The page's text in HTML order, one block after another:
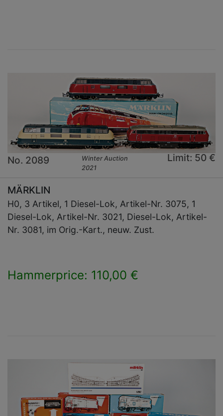
No. 2089
Winter Auction
2021
Limit: 50 €
MÄRKLIN
H0, 3 Artikel, 1 Diesel-Lok, Artikel-Nr. 3075, 1
Diesel-Lok, Artikel-Nr. 3021, Diesel-Lok, Artikel-
Nr. 3081, im Orig.-Kart., neuw. Zust.
Hammerprice: 110,00 €